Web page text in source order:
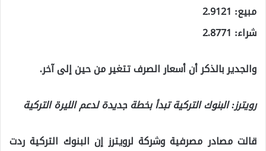
مبيع: 2.9121
شراء: 2.8771
والجدير بالذكر أن أسعار الصرف تتغير من حين إلى آخر.
رويترز: البنوك التركية تبدأ بخطة جديدة لدعم الليرة التركية
قالت مصادر مصرفية وشركة لرويترز إن البنوك التركية ردت